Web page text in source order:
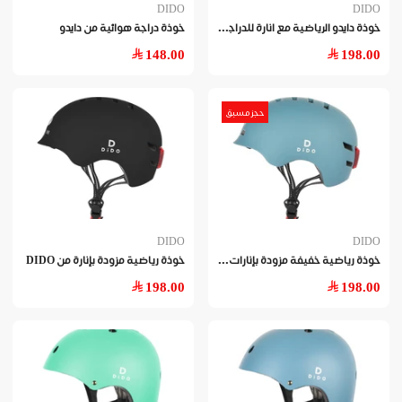
DIDO
خوذ
ة دايدو الرياضية مع انارة للدراجات الهوائية
198.00
DIDO
خوذة دراجة هوائية من دايدو
148.00
حجز مسبق
DIDO
خوذ
ة رياضية خفيفة مزودة بإنارات من دايدو
198.00
DIDO
خوذة رياضية مزودة بإنارة من DIDO
198.00